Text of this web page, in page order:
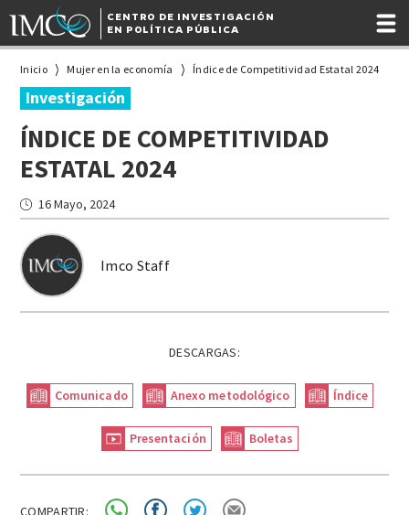
CENTRO DE INVESTIGACIÓN
EN POLÍTICA PÚBLICA
Inicio Mujer en la economía Índice de Competitividad Estatal 2024
Investigación
ÍNDICE DE COMPETITIVIDAD
ESTATAL 2024
Imco Staff
16 Mayo, 2024
DESCARGAS:
Comunicado Anexo metodológico Índice
Presentación Boletas
COMPARTIR: